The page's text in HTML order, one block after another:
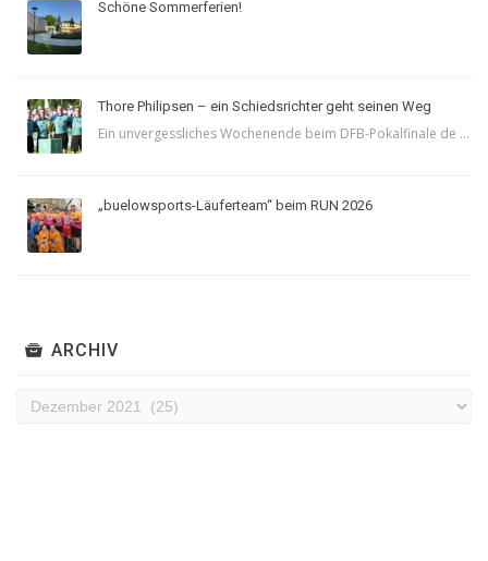
Schöne Sommerferien!
Thore Philipsen – ein Schiedsrichter geht seinen Weg
Ein unvergessliches Wochenende beim DFB-Pokalfinale de ...
„buelowsports-Läuferteam“ beim RUN 2026
ARCHIV
Archiv